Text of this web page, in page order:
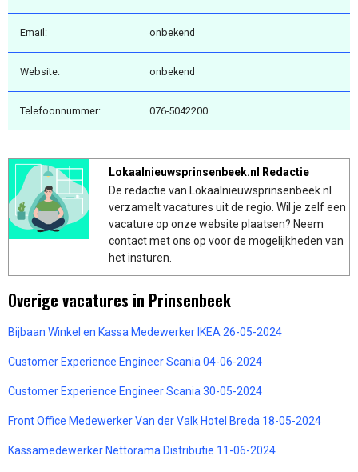
Email: onbekend
Website: onbekend
Telefoonnummer: 076-5042200
Lokaalnieuwsprinsenbeek.nl Redactie
De redactie van Lokaalnieuwsprinsenbeek.nl
verzamelt vacatures uit de regio. Wil je zelf een
vacature op onze website plaatsen? Neem
contact met ons op voor de mogelijkheden van
het insturen.
Overige vacatures in Prinsenbeek
Bijbaan Winkel en Kassa Medewerker IKEA 26-05-2024
Customer Experience Engineer Scania 04-06-2024
Customer Experience Engineer Scania 30-05-2024
Front Office Medewerker Van der Valk Hotel Breda 18-05-2024
Kassamedewerker Nettorama Distributie 11-06-2024